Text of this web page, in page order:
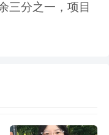
三分之一，项目